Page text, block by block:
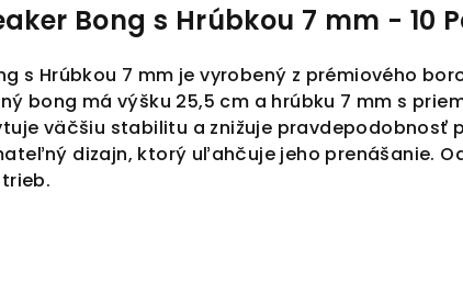
Bong s Hrúbkou 7 mm - 10
s Hrúbkou 7 mm je vyrobený z prémiového
bong má výšku 25,5 cm a hrúbku 7 mm s
väčšiu stabilitu a znižuje pravdepodobnosť
dizajn, ktorý uľahčuje jeho prenášanie.